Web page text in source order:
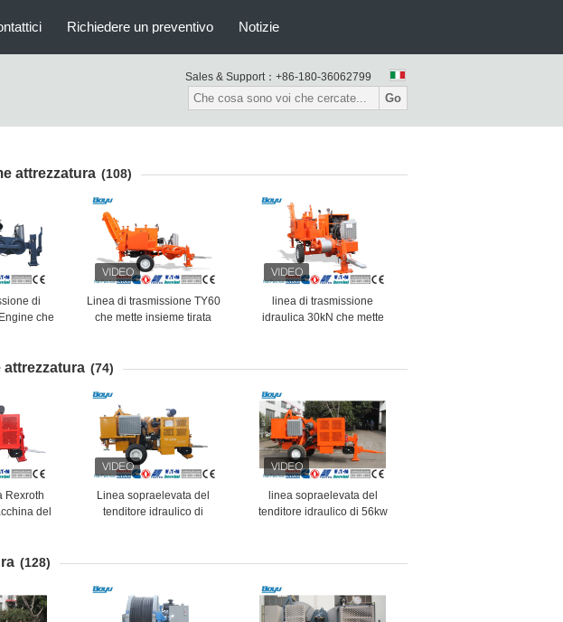
Richiedere un preventivo Notizie
Sales & Support： +86-180-36062799
Go
attrezzatura (108)
di
che
Linea di trasmissione TY60
che mette insieme tirata
dell'attrezzatura
linea di trasmissione
idraulica 30kN che mette
attrezzatura (74)
Rexroth
del
Linea sopraelevata del
tenditore idraulico di
linea sopraelevata del
tenditore idraulico di 56kw
(128)